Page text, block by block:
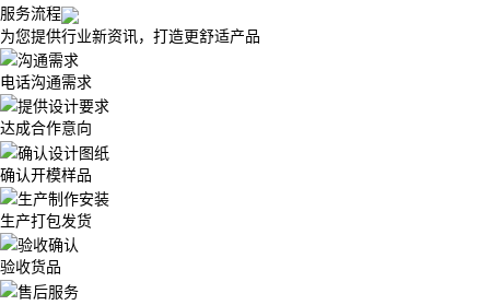
服务流程
为您提供行业新资讯，打造更舒适产品
电话沟通需求
达成合作意向
确认开模样品
生产打包发货
验收货品